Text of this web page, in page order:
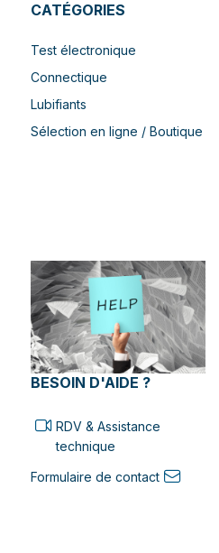
CATÉGORIES
Test électronique
Connectique
Lubifiants
Sélection en ligne / Boutique
BESOIN D'AIDE ?
RDV & Assistance
technique
Formulaire de contact